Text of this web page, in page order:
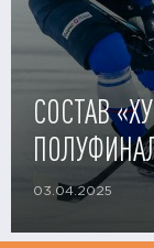
СОСТАВ
03.04.2025